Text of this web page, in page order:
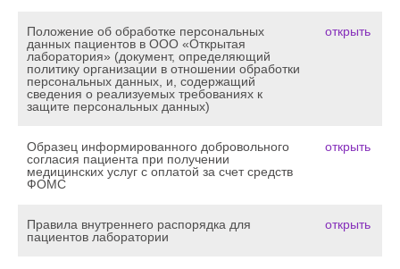
Положение об обработке персональных
данных пациентов в ООО «Открытая
лаборатория» (документ, определяющий
политику организации в отношении обработки
персональных данных, и, содержащий
сведения о реализуемых требованиях к
защите персональных данных)
открыть
Образец информированного добровольного
согласия пациента при получении
медицинских услуг с оплатой за счет средств
ФОМС
открыть
Правила внутреннего распорядка для
пациентов лаборатории
открыть